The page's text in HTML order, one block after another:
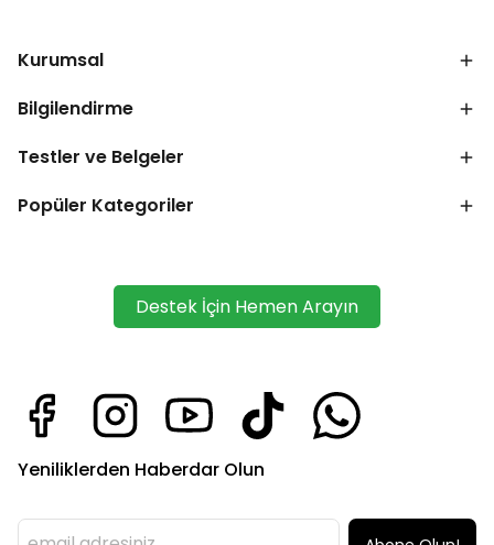
Kurumsal
Bilgilendirme
Testler ve Belgeler
Popüler Kategoriler
Destek İçin Hemen Arayın
Yeniliklerden Haberdar Olun